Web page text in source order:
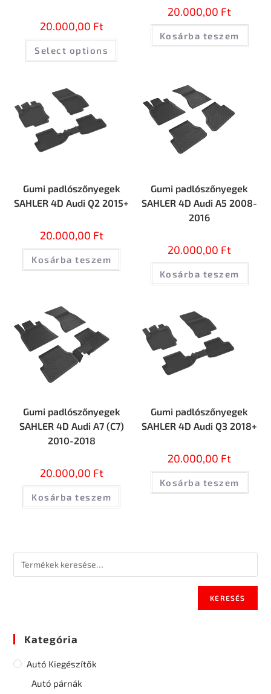
20.000,00 Ft
Select options
20.000,00 Ft
Kosárba teszem
Gumi padlószőnyegek
SAHLER 4D Audi Q2 2015+
20.000,00 Ft
Kosárba teszem
Gumi padlószőnyegek
SAHLER 4D Audi А5 2008-
2016
20.000,00 Ft
Kosárba teszem
Gumi padlószőnyegek
SAHLER 4D Audi А7 (С7)
2010-2018
20.000,00 Ft
Kosárba teszem
Gumi padlószőnyegek
SAHLER 4D Audi Q3 2018+
20.000,00 Ft
Kosárba teszem
KERESÉS
Kategória
Autó Kiegészítők
Autó párnák